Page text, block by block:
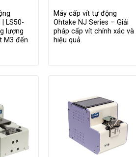
LS50-
lượng
M3 đến
Máy cấp vít tự động
Ohtake NJ Series – Giải
pháp cấp vít chính xác và
hiệu quả